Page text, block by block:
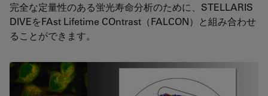
完全な定量性のある蛍光寿命分析のために、STELLARIS
DIVEをFAst Lifetime COntrast（FALCON）と組み合わせ
ることができます。